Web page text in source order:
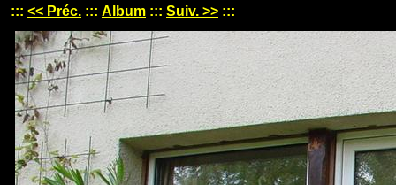
::: << Préc. ::: Album ::: Suiv. >> :::